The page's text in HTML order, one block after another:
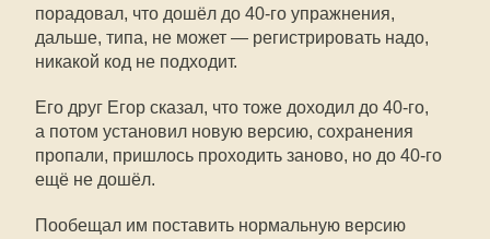
порадовал, что дошёл до 40-го упражнения,
дальше, типа, не может — регистрировать надо,
никакой код не подходит.
Его друг Егор сказал, что тоже доходил до 40-го,
а потом установил новую версию, сохранения
пропали, пришлось проходить заново, но до 40-го
ещё не дошёл.
Пообещал им поставить нормальную версию